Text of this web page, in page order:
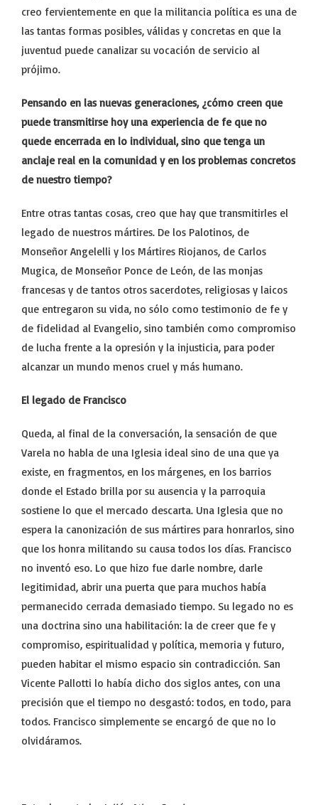
creo fervientemente en que la militancia política es una de
las tantas formas posibles, válidas y concretas en que la
juventud puede canalizar su vocación de servicio al
prójimo.
Pensando en las nuevas generaciones, ¿cómo creen que
puede transmitirse hoy una experiencia de fe que no
quede encerrada en lo individual, sino que tenga un
anclaje real en la comunidad y en los problemas concretos
de nuestro tiempo?
Entre otras tantas cosas, creo que hay que transmitirles el
legado de nuestros mártires. De los Palotinos, de
Monseñor Angelelli y los Mártires Riojanos, de Carlos
Mugica, de Monseñor Ponce de León, de las monjas
francesas y de tantos otros sacerdotes, religiosas y laicos
que entregaron su vida, no sólo como testimonio de fe y
de fidelidad al Evangelio, sino también como compromiso
de lucha frente a la opresión y la injusticia, para poder
alcanzar un mundo menos cruel y más humano.
El legado de Francisco
Queda, al final de la conversación, la sensación de que
Varela no habla de una Iglesia ideal sino de una que ya
existe, en fragmentos, en los márgenes, en los barrios
donde el Estado brilla por su ausencia y la parroquia
sostiene lo que el mercado descarta. Una Iglesia que no
espera la canonización de sus mártires para honrarlos, sino
que los honra militando su causa todos los días. Francisco
no inventó eso. Lo que hizo fue darle nombre, darle
legitimidad, abrir una puerta que para muchos había
permanecido cerrada demasiado tiempo. Su legado no es
una doctrina sino una habilitación: la de creer que fe y
compromiso, espiritualidad y política, memoria y futuro,
pueden habitar el mismo espacio sin contradicción. San
Vicente Pallotti lo había dicho dos siglos antes, con una
precisión que el tiempo no desgastó: todos, en todo, para
todos. Francisco simplemente se encargó de que no lo
olvidáramos.